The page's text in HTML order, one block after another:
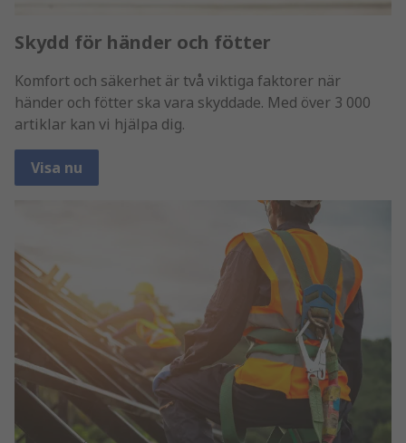
Skydd för händer och fötter
Komfort och säkerhet är två viktiga faktorer när
händer och fötter ska vara skyddade. Med över 3 000
artiklar kan vi hjälpa dig.
Visa nu